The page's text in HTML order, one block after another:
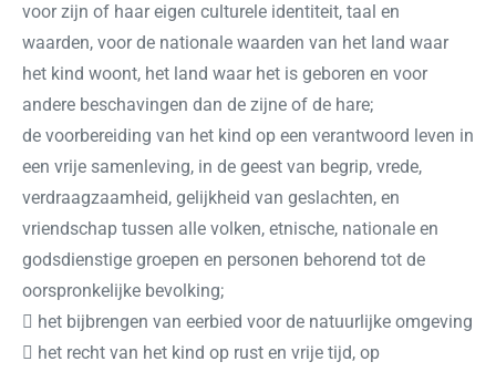
voor zijn of haar eigen culturele identiteit, taal en
waarden, voor de nationale waarden van het land waar
het kind woont, het land waar het is geboren en voor
andere beschavingen dan de zijne of de hare;
de voorbereiding van het kind op een verantwoord leven in
een vrije samenleving, in de geest van begrip, vrede,
verdraagzaamheid, gelijkheid van geslachten, en
vriendschap tussen alle volken, etnische, nationale en
godsdienstige groepen en personen behorend tot de
oorspronkelijke bevolking;
 het bijbrengen van eerbied voor de natuurlijke omgeving
 het recht van het kind op rust en vrije tijd, op